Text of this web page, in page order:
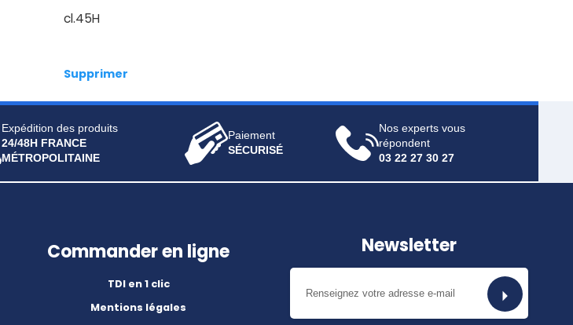
cl.45H
Supprimer
Expédition des produits
24/48H FRANCE
MÉTROPOLITAINE
Paiement
SÉCURISÉ
Nos experts vous
répondent
03 22 27 30 27
Commander en ligne
TDI en 1 clic
Mentions légales
Newsletter